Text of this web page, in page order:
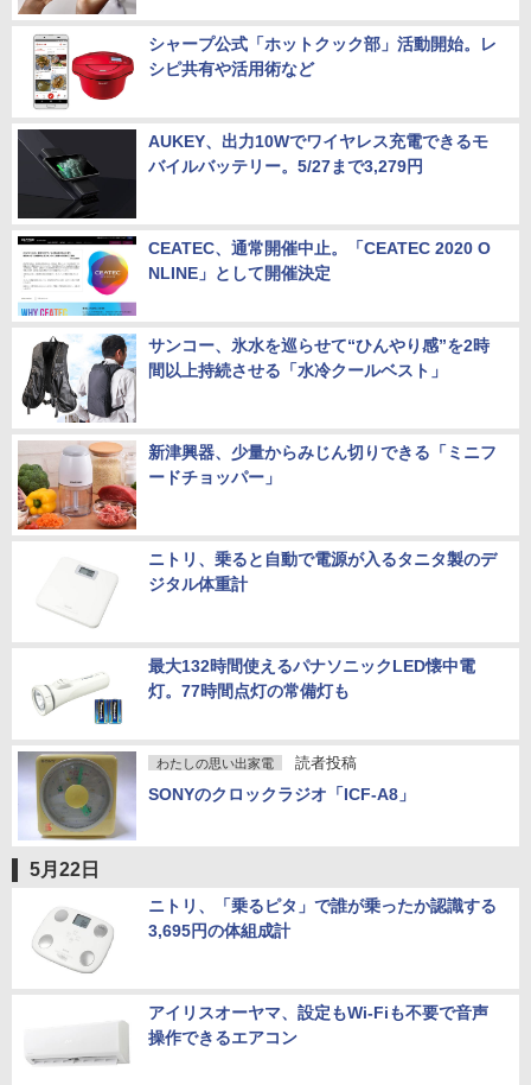
シャープ公式「ホットクック部」活動開始。レ
シピ共有や活用術など
AUKEY、出力10Wでワイヤレス充電できるモ
バイルバッテリー。5/27まで3,279円
CEATEC、通常開催中止。「CEATEC 2020 O
NLINE」として開催決定
サンコー、氷水を巡らせて“ひんやり感”を2時
間以上持続させる「水冷クールベスト」
新津興器、少量からみじん切りできる「ミニフ
ードチョッパー」
ニトリ、乗ると自動で電源が入るタニタ製のデ
ジタル体重計
最大132時間使えるパナソニックLED懐中電
灯。77時間点灯の常備灯も
わたしの思い出家電 読者投稿
SONYのクロックラジオ「ICF-A8」
5月22日
ニトリ、「乗るピタ」で誰が乗ったか認識する
3,695円の体組成計
アイリスオーヤマ、設定もWi-Fiも不要で音声
操作できるエアコン